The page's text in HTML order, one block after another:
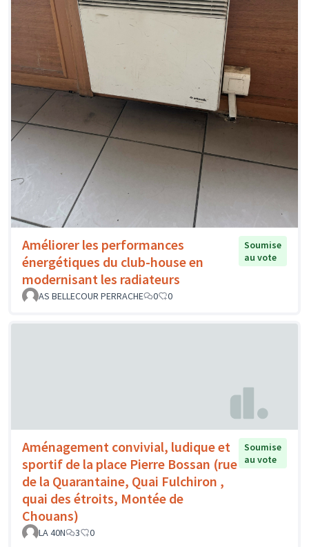
Améliorer les performances
énergétiques du club-house en
modernisant les radiateurs
Soumise
au vote
AS BELLECOUR PERRACHE 0 0
Aménagement convivial, ludique et
sportif de la place Pierre Bossan (rue
de la Quarantaine, Quai Fulchiron ,
quai des étroits, Montée de
Chouans)
Soumise
au vote
LA 40N 3 0